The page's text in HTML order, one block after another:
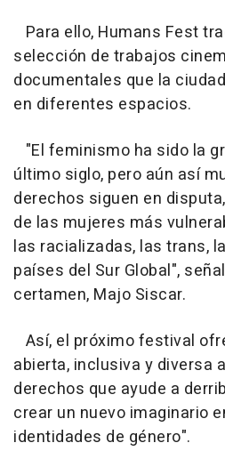
Para ello, Humans Fest
selección de trabajos
documentales que la
en diferentes espacios.
"El feminismo ha sido la
último siglo, pero aún así
derechos siguen en
de las mujeres más
las racializadas, las trans,
países del Sur Global",
certamen, Majo Siscar.
Así, el próximo festival
abierta, inclusiva y diversa
derechos que ayude a
crear un nuevo imaginario
identidades de género".